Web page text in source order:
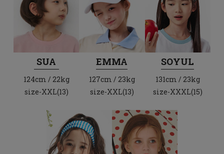
SUA
124cm / 22kg
size-XXL(13)
EMMA
127cm / 23kg
size-XXL(13)
SOYUL
131cm / 23kg
size-XXXL(15)